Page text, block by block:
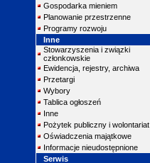
Gospodarka mieniem
Planowanie przestrzenne
Programy rozwoju
Inne
Stowarzyszenia i związki
członkowskie
Ewidencja, rejestry, archiwa
Przetargi
Wybory
Tablica ogłoszeń
Inne
Pożytek publiczny i wolontariat
Oświadczenia majątkowe
Informacje nieudostępnione
Serwis